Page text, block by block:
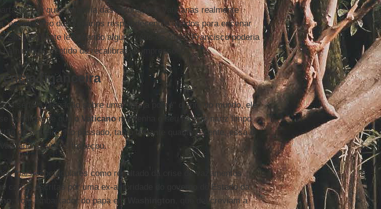
em que a maioria das autoridades vaticanas realmente
ao contrário dos cenários resplandecentes usados para encenar
Simplesmente levantando alguns véus de sigilo, Francisco poderia
no sentido de recalibrar as impressões.
financeira
a sério a pregação sobre uma "Igreja pobre" diante do mundo, ele
certificar de que oVaticanomantenha o seu próprio nariz limpo
do dinheiro. No passado, tanto distante quanto recente, essa é
às vezes tropeçou.
mais espetaculares como resultado da crise de vazamentos
cartas escritas por uma ex-autoridade do governo do Estado da
, hoje embaixador do papa em
, que descreviam a